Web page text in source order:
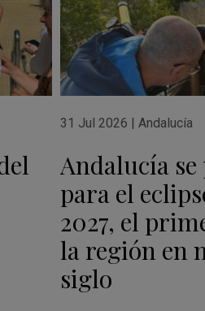
31 Jul 2026 | Andalucía
Andalucía
para el
2027, el
la región en
siglo